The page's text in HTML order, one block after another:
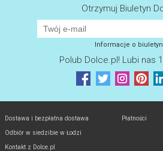
Otrzymuj Biuletyn
Informacje o
Polub Dolce.pl! Lubi nas
Dostawa i bezpłatna dostawa
Odbiór w siedzibie w Łodzi
Kontakt z Dolce.pl
Płatności